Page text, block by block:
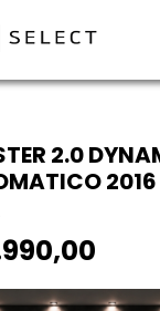
2.0
2016